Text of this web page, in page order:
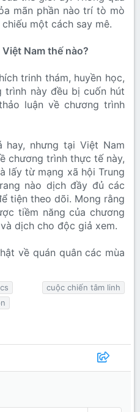
mãn phần nào trí tò mò
một cách say mê.
Nam thế nào?
trinh thám, huyền học,
trình này đều bị cuốn hút
luận về chương trình
hay, nhưng tại Việt Nam
chương trình thực tế này,
lấy từ mạng xã hội Trung
nào dịch đầy đủ các
tiện theo dõi. Mong rằng
tiềm năng của chương
dịch cho độc giả xem.
về quán quân các mùa
cuộc chiến tâm linh